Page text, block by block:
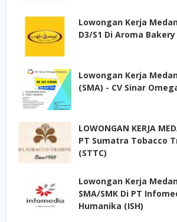
Lowongan Kerja
D3/S1 Di Aroma
Lowongan Kerja
(SMA) - CV Sinar
LOWONGAN KERJA
PT Sumatra Tobacco
(STTC)
Lowongan Kerja
SMA/SMK Di PT
Humanika (ISH)